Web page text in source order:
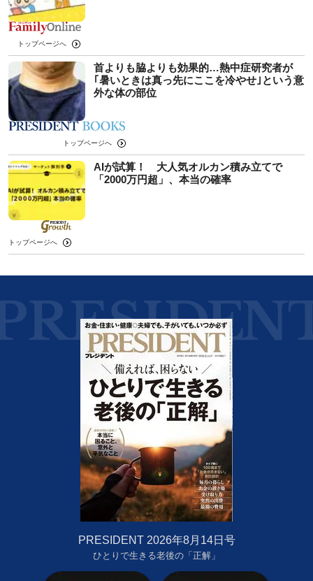
トップページへ
首よりも脇よりも効果的…熱中症研究者が
｢暑いときは真っ先にここを冷やせ｣という意
外な体の部位
トップページへ
AIが試算！ 大人気オルカン積み立てで
「2000万円超」、本当の確率
トップページへ
PRESIDENT 2026年8月14日号
ひとりで生きる老後の「正解」